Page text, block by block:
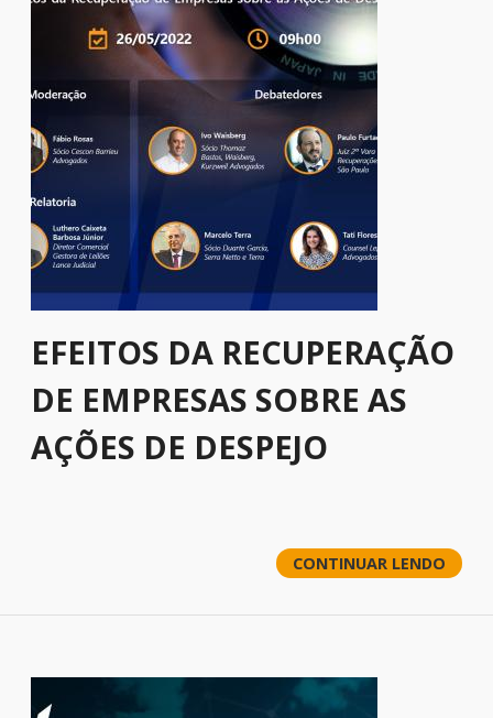
EFEITOS DA RECUPERAÇÃO
DE EMPRESAS SOBRE AS
AÇÕES DE DESPEJO
CONTINUAR LENDO